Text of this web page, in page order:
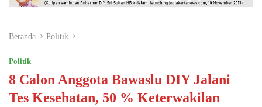
Beranda Politik
Politik
8 Calon Anggota Bawaslu DIY Jalani
Tes Kesehatan, 50 % Keterwakilan